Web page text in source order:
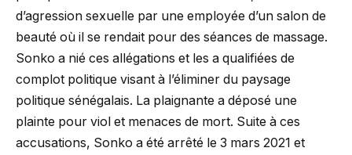
d’agression sexuelle par une employée d’un salon de
beauté où il se rendait pour des séances de massage.
Sonko a nié ces allégations et les a qualifiées de
complot politique visant à l’éliminer du paysage
politique sénégalais. La plaignante a déposé une
plainte pour viol et menaces de mort. Suite à ces
accusations, Sonko a été arrêté le 3 mars 2021 et